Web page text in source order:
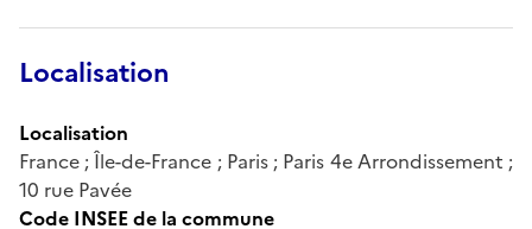
Localisation
Localisation
France ; Île-de-France ; Paris ; Paris 4e Arrondissement ;
10 rue Pavée
Code INSEE de la commune